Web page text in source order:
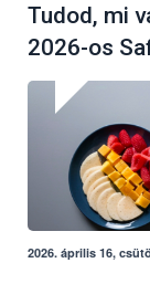
Tudod, mi
2026-os
2026. április 16,